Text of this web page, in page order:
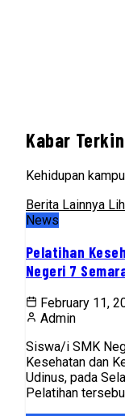
Kabar
Kehidupan
Berita Lainnya
News
Pelatihan
Negeri 7
February 11,
Admin
Siswa/i SMK
Kesehatan dan
Udinus, pada
Pelatihan